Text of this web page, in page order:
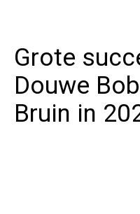
Grote
Douwe
Bruin in